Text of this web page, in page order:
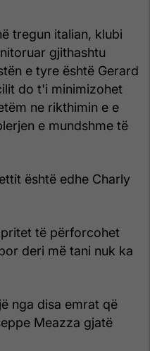
tregun italian, klubi
gjithashtu
e tyre është Gerard
do t'i minimizohet
ne rikthimin e e
e mundshme të
është edhe Charly
të përforcohet
deri më tani nuk ka
nga disa emrat që
Meazza gjatë